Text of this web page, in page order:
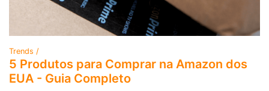
Trends /
5 Produtos para Comprar na Amazon dos
EUA - Guia Completo